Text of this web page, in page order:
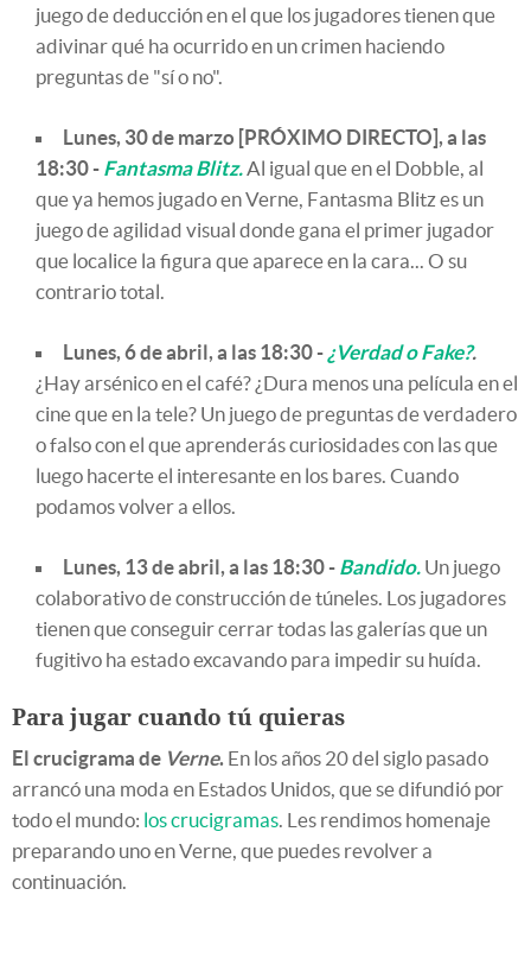
juego de deducción en el que los jugadores tienen que
adivinar qué ha ocurrido en un crimen haciendo
preguntas de "sí o no".
Lunes, 30 de marzo [PRÓXIMO DIRECTO], a las
18:30 - Fantasma Blitz.Al igual que en el Dobble, al
que ya hemos jugado en Verne, Fantasma Blitz es un
juego de agilidad visual donde gana el primer jugador
que localice la figura que aparece en la cara... O su
contrario total.
Lunes, 6 de abril, a las 18:30 - ¿Verdad o Fake?.
¿Hay arsénico en el café? ¿Dura menos una película en el
cine que en la tele? Un juego de preguntas de verdadero
o falso con el que aprenderás curiosidades con las que
luego hacerte el interesante en los bares. Cuando
podamos volver a ellos.
Lunes, 13 de abril, a las 18:30 - Bandido. Un juego
colaborativo de construcción de túneles. Los jugadores
tienen que conseguir cerrar todas las galerías que un
fugitivo ha estado excavando para impedir su huída.
Para jugar cuando tú quieras
El crucigrama de Verne. En los años 20 del siglo pasado
arrancó una moda en Estados Unidos, que se difundió por
todo el mundo: los crucigramas. Les rendimos homenaje
preparando uno en Verne, que puedes revolver a
continuación.